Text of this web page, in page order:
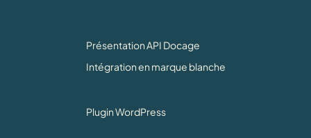
Présentation API Docage
Intégration en marque blanche
Plugin WordPress